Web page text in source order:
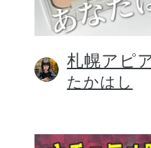
札幌アピ
たかはし